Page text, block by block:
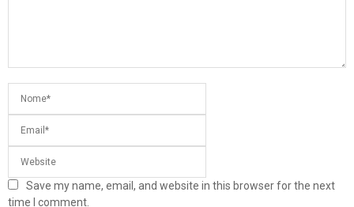
Save my name, email, and website in this browser for the next
time I comment.